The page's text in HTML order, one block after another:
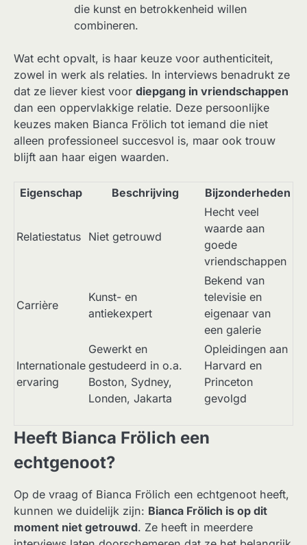
die kunst en betrokkenheid willen
combineren.
Wat echt opvalt, is haar keuze voor authenticiteit,
zowel in werk als relaties. In interviews benadrukt ze
dat ze liever kiest voor diepgang in vriendschappen
dan een oppervlakkige relatie. Deze persoonlijke
keuzes maken Bianca Frölich tot iemand die niet
alleen professioneel succesvol is, maar ook trouw
blijft aan haar eigen waarden.
Eigenschap Beschrijving Bijzonderheden
Relatiestatus Niet getrouwd
Hecht veel
waarde aan
goede
vriendschappen
Carrière
Kunst- en
antiekexpert
Bekend van
televisie en
eigenaar van
een galerie
Internationale
ervaring
Gewerkt en
gestudeerd in o.a.
Boston, Sydney,
Londen, Jakarta
Opleidingen aan
Harvard en
Princeton
gevolgd
Heeft Bianca Frölich een
echtgenoot?
Op de vraag of Bianca Frölich een echtgenoot heeft,
kunnen we duidelijk zijn: Bianca Frölich is op dit
moment niet getrouwd. Ze heeft in meerdere